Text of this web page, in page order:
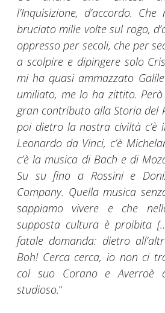
l’Inquisizione, d’accordo.
bruciato mille volte sul rogo,
oppresso per secoli, che per
a scolpire e dipingere solo
mi ha quasi ammazzato
umiliato, me lo ha zittito.
gran contributo alla Storia del
poi dietro la nostra civiltà c’è
Leonardo da Vinci, c’è
c’è la musica di Bach e di
Su su fino a Rossini e
Company. Quella musica
sappiamo vivere e che
supposta cultura è proibita
fatale domanda: dietro
Boh! Cerca cerca, io non ci
col suo Corano e Averroè
studioso.“